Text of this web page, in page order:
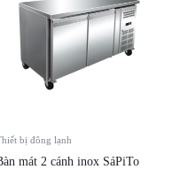
bị đông lạnh
mát 2 cánh inox SáPiTo